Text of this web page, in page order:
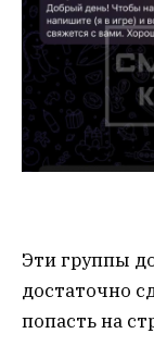
Эти группы
достаточно
попасть на